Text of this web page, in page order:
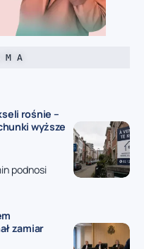
M A
rośnie –
wyższe
podnosi
zamiar